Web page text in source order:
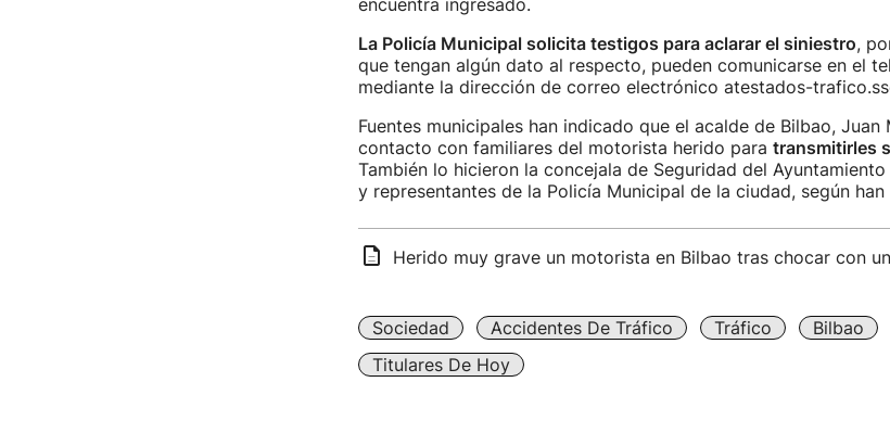
encuentra ingresado.
La Policía Municipal solicita testigos para aclarar el siniestro,
que tengan algún dato al respecto, pueden comunicarse en el
mediante la dirección de correo electrónico atestados-
Fuentes municipales han indicado que el acalde de Bilbao,
contacto con familiares del motorista herido para transmitirles
También lo hicieron la concejala de Seguridad del
y representantes de la Policía Municipal de la ciudad, según han
Herido muy grave un motorista en Bilbao tras chocar con
Sociedad Accidentes De Tráfico Tráfico Bilbao
Titulares De Hoy